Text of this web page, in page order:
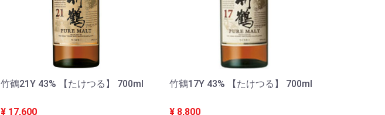
竹鶴21Y 43% 【たけつる】 700ml
¥ 17,600
竹鶴17Y 43% 【たけつる】 700ml
¥ 8,800